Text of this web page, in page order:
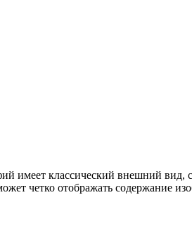
классический внешний вид,
четко отображать содержание